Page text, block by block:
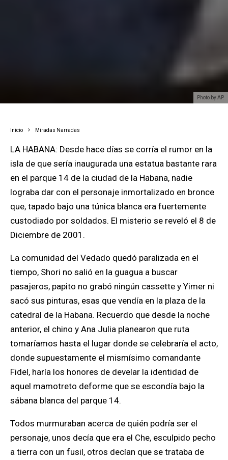
Photo by AP.
Inicio Miradas Narradas
LA HABANA: Desde hace días se corría el rumor en la
isla de que sería inaugurada una estatua bastante rara
en el parque 14 de la ciudad de la Habana, nadie
lograba dar con el personaje inmortalizado en bronce
que, tapado bajo una túnica blanca era fuertemente
custodiado por soldados. El misterio se reveló el 8 de
Diciembre de 2001.
La comunidad del Vedado quedó paralizada en el
tiempo, Shori no salió en la guagua a buscar
pasajeros, papito no grabó ningún cassette y Yimer ni
sacó sus pinturas, esas que vendía en la plaza de la
catedral de la Habana. Recuerdo que desde la noche
anterior, el chino y Ana Julia planearon que ruta
tomaríamos hasta el lugar donde se celebraría el acto,
donde supuestamente el mismísimo comandante
Fidel, haría los honores de develar la identidad de
aquel mamotreto deforme que se escondía bajo la
sábana blanca del parque 14.
Todos murmuraban acerca de quién podría ser el
personaje, unos decía que era el Che, esculpido pecho
a tierra con un fusil, otros decían que se trataba de